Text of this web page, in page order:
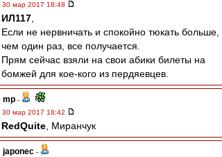
30 мар 2017 18:48
ИЛ117
Если не нервничать и спокойно тюкать больше,
чем один раз, все получается.
Прям сейчас взяли на свои абики билеты на
бомжей для кое-кого из пердяевцев.
mp -
30 мар 2017 18:42
RedQuite , Миранчук
japonec -